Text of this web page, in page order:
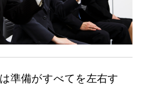
準備がすべてを左右す